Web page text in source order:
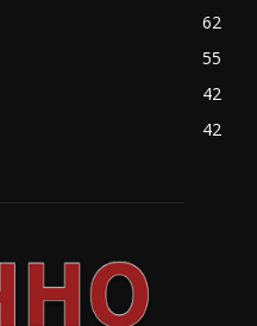
62
55
42
42